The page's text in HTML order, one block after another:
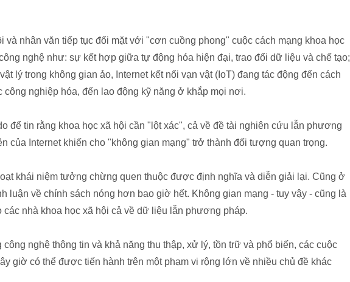
và nhân văn tiếp tục đối mặt với "cơn cuồng phong" cuộc cách mạng khoa học
nghệ như: sự kết hợp giữa tự động hóa hiện đại, trao đổi dữ liệu và chế tạo;
lý trong không gian ảo, Internet kết nối vạn vật (IoT) đang tác động đến cách
nghiệp hóa, đến lao động kỹ năng ở khắp mọi nơi.
để tin rằng khoa học xã hội cần "lột xác", cả về đề tài nghiên cứu lẫn phương
của Internet khiến cho "không gian mạng" trở thành đối tượng quan trọng.
khái niệm tưởng chừng quen thuộc được định nghĩa và diễn giải lại. Cũng ở
luận về chính sách nóng hơn bao giờ hết. Không gian mạng - tuy vậy - cũng là
các nhà khoa học xã hội cả về dữ liệu lẫn phương pháp.
công nghệ thông tin và khả năng thu thập, xử lý, tồn trữ và phổ biến, các cuộc
giờ có thể được tiến hành trên một phạm vi rộng lớn về nhiều chủ đề khác